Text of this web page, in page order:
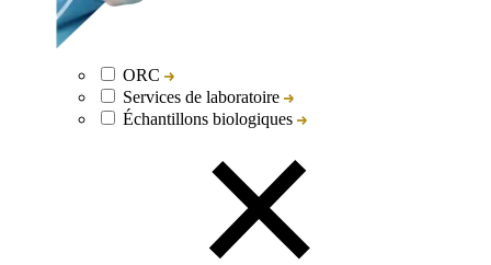
ORC
Services de laboratoire
Échantillons biologiques